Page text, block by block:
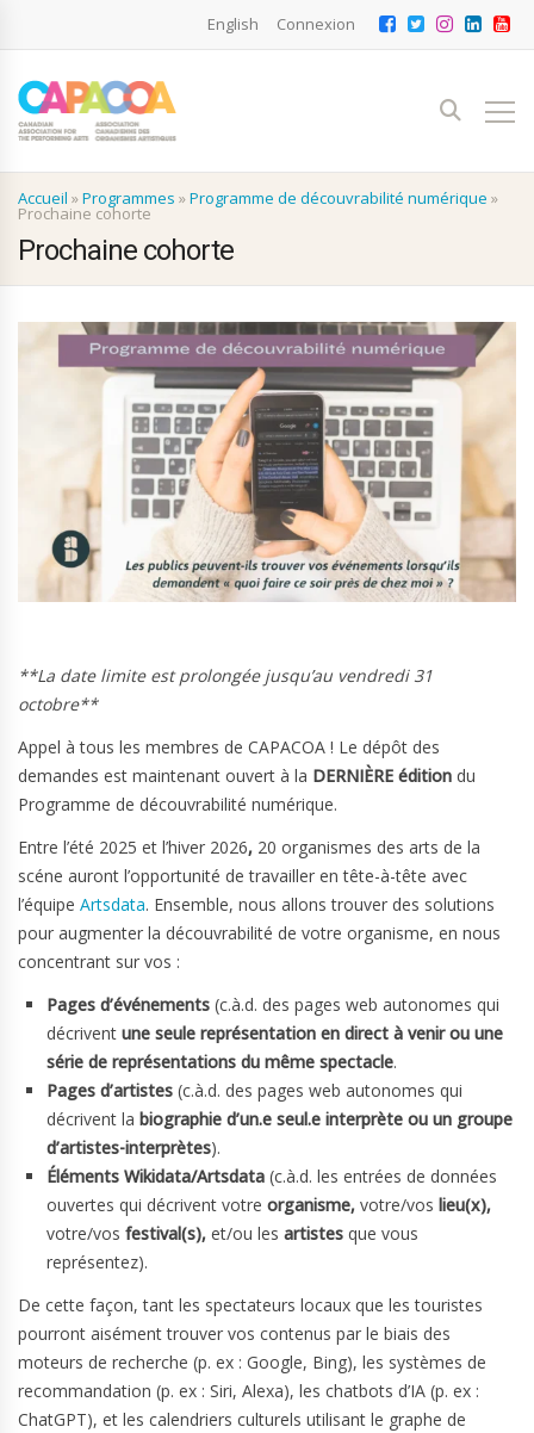
English Connexion
Accueil »Programmes »Programme de découvrabilité numérique »
Prochaine cohorte
Prochaine cohorte
**La date limite est prolongée jusqu’au vendredi 31
octobre**
Appel à tous les membres de CAPACOA ! Le dépôt des
demandes est maintenant ouvert à la DERNIÈRE édition du
Programme de découvrabilité numérique.
Entre l’été 2025 et l’hiver 2026, 20 organismes des arts de la
scéne auront l’opportunité de travailler en tête-à-tête avec
l’équipe Artsdata. Ensemble, nous allons trouver des solutions
pour augmenter la découvrabilité de votre organisme, en nous
concentrant sur vos :
Pages d’événements (c.à.d. des pages web autonomes qui
décrivent une seule représentation en direct à venir ou une
série de représentations du même spectacle.
Pages d’artistes (c.à.d. des pages web autonomes qui
décrivent la biographie d’un.e seul.e interprète ou un groupe
d’artistes-interprètes).
Éléments Wikidata/Artsdata (c.à.d. les entrées de données
ouvertes qui décrivent votre organisme, votre/vos lieu(x),
votre/vos festival(s), et/ou les artistes que vous
représentez).
De cette façon, tant les spectateurs locaux que les touristes
pourront aisément trouver vos contenus par le biais des
moteurs de recherche (p. ex : Google, Bing), les systèmes de
recommandation (p. ex : Siri, Alexa), les chatbots d’IA (p. ex :
ChatGPT), et les calendriers culturels utilisant le graphe de